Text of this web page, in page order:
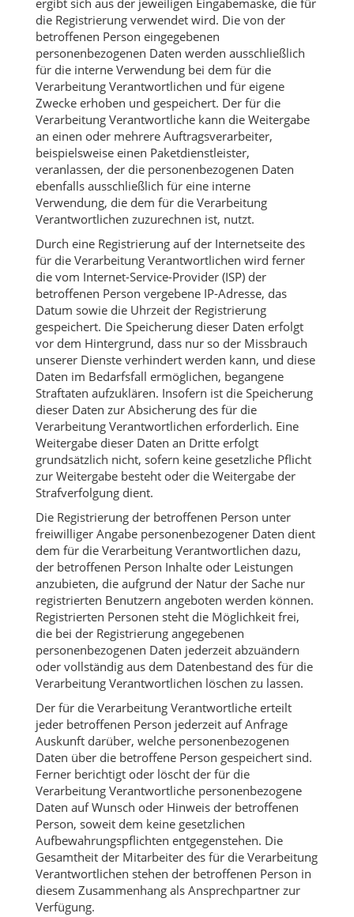
die Registrierung verwendet wird. Die von der
betroffenen Person eingegebenen
personenbezogenen Daten werden ausschließlich
für die interne Verwendung bei dem für die
Verarbeitung Verantwortlichen und für eigene
Zwecke erhoben und gespeichert. Der für die
Verarbeitung Verantwortliche kann die Weitergabe
an einen oder mehrere Auftragsverarbeiter,
beispielsweise einen Paketdienstleister,
veranlassen, der die personenbezogenen Daten
ebenfalls ausschließlich für eine interne
Verwendung, die dem für die Verarbeitung
Verantwortlichen zuzurechnen ist, nutzt.
Durch eine Registrierung auf der Internetseite des
für die Verarbeitung Verantwortlichen wird ferner
die vom Internet-Service-Provider (ISP) der
betroffenen Person vergebene IP-Adresse, das
Datum sowie die Uhrzeit der Registrierung
gespeichert. Die Speicherung dieser Daten erfolgt
vor dem Hintergrund, dass nur so der Missbrauch
unserer Dienste verhindert werden kann, und diese
Daten im Bedarfsfall ermöglichen, begangene
Straftaten aufzuklären. Insofern ist die Speicherung
dieser Daten zur Absicherung des für die
Verarbeitung Verantwortlichen erforderlich. Eine
Weitergabe dieser Daten an Dritte erfolgt
grundsätzlich nicht, sofern keine gesetzliche Pflicht
zur Weitergabe besteht oder die Weitergabe der
Strafverfolgung dient.
Die Registrierung der betroffenen Person unter
freiwilliger Angabe personenbezogener Daten dient
dem für die Verarbeitung Verantwortlichen dazu,
der betroffenen Person Inhalte oder Leistungen
anzubieten, die aufgrund der Natur der Sache nur
registrierten Benutzern angeboten werden können.
Registrierten Personen steht die Möglichkeit frei,
die bei der Registrierung angegebenen
personenbezogenen Daten jederzeit abzuändern
oder vollständig aus dem Datenbestand des für die
Verarbeitung Verantwortlichen löschen zu lassen.
Der für die Verarbeitung Verantwortliche erteilt
jeder betroffenen Person jederzeit auf Anfrage
Auskunft darüber, welche personenbezogenen
Daten über die betroffene Person gespeichert sind.
Ferner berichtigt oder löscht der für die
Verarbeitung Verantwortliche personenbezogene
Daten auf Wunsch oder Hinweis der betroffenen
Person, soweit dem keine gesetzlichen
Aufbewahrungspflichten entgegenstehen. Die
Gesamtheit der Mitarbeiter des für die Verarbeitung
Verantwortlichen stehen der betroffenen Person in
diesem Zusammenhang als Ansprechpartner zur
Verfügung.